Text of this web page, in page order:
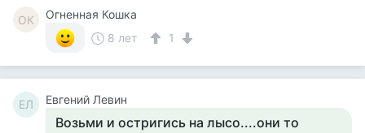
ОК
Огненная Кошка
8 лет
1
ЕЛ Евгений Левин
Возьми и остригись на лысо....они то